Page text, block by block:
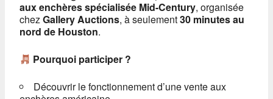
aux enchères spécialisée Mid-Century, organisée
chezGallery Auctions, à seulement30 minutes au
nord de Houston.
Pourquoi participer ?
Découvrir le fonctionnement d’une vente aux